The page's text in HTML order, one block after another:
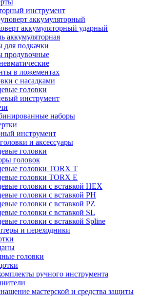
инструмент
аккумуляторный
аккумуляторный ударный
аккумуляторная
для подкачки
продувочные
в ложементах
с насадками
головки
инструмент
наборы
инструмент
и аксессуары
головки
головок
головки TORX T
головки TORX Е
головки с вставкой HEX
головки с вставкой PH
головки с вставкой PZ
головки с вставкой SL
головки с вставкой Spline
и переходники
головки
ручного инструмента
мастерской и средства защиты